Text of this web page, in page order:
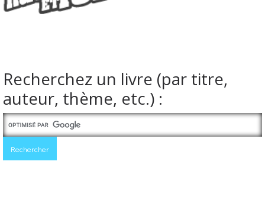
Recherchez un livre (par titre,
auteur, thème, etc.) :